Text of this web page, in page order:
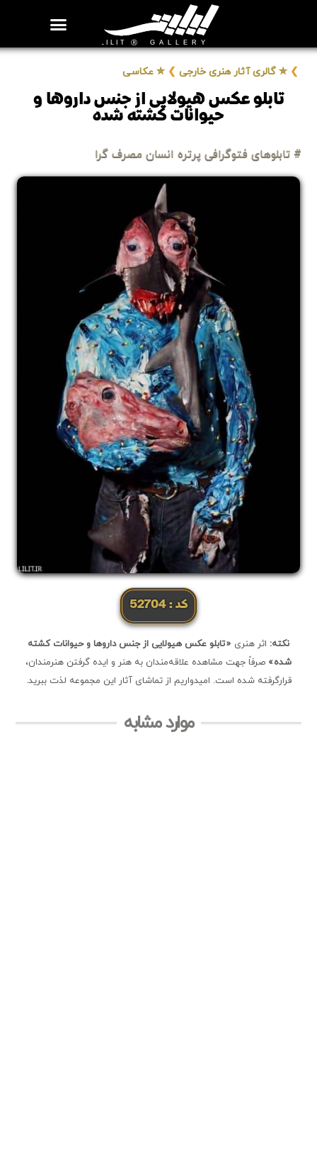
❯ ✮ گالری آثار هنری خارجی ❯ ✮ عکاسی
تابلو عکس هیولایی از جنس دارو‌ها و
حیوانات کشته شده
# تابلوهای فتوگرافی پرتره انسان مصرف گرا
کد: 52704
نکته: اثر هنری «تابلو عکس هیولایی از جنس دارو‌ها و حیوانات کشته
شده» صرفاً جهت مشاهده علاقه‌مندان به هنر و ایده گرفتن هنرمندان،
قرارگرفته شده است. امیدواریم از تماشای آثار این مجموعه لذت ببرید.
موارد مشابه